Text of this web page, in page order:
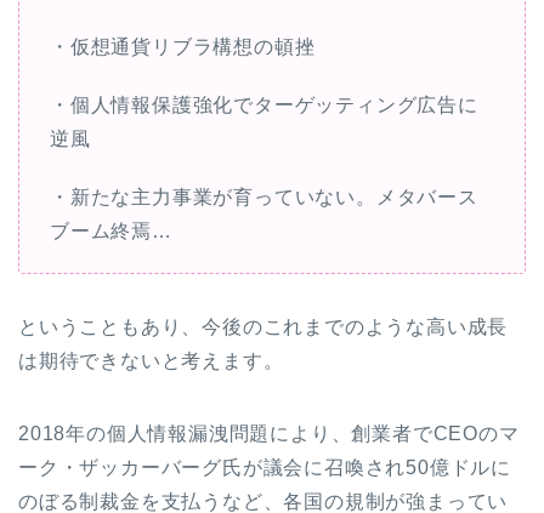
・仮想通貨リブラ構想の頓挫
・個人情報保護強化でターゲッティング広告に
逆風
・新たな主力事業が育っていない。メタバース
ブーム終焉…
ということもあり、今後のこれまでのような高い成長
は期待できないと考えます。
2018年の個人情報漏洩問題により、創業者でCEOのマ
ーク・ザッカーバーグ氏が議会に召喚され50億ドルに
のぼる制裁金を支払うなど、各国の規制が強まってい